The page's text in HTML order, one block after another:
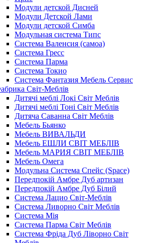
Модули детской Дисней
Модули Детской Лами
Модули детской Симба
Модульная система Типс
Система Валенсия (самоа)
Система Гресс
Система Парма
Система Токио
Система Фантазия Мебель Сервис
Світ-Меблів
Дитячі меблі Локі Світ Меблів
Дитячі меблі Тоні Світ Меблів
Дитяча Саванна Світ Меблів
Мебель Бьянко
Мебель ВИВАЛЬДИ
Мебель ЕШЛИ СВІТ МЕБЛІВ
Мебель МАРИЯ СВІТ МЕБЛІВ
Мебель Омега
Модульна Cистема Спейс (Space)
Передпокій Амбре Дуб артизан
Передпокій Амбре Дуб Білий
Система Лацио Світ-Меблів
Система Ливорно Світ Меблів
Система Мія
Система Парма Свiт Меблiв
Система Фріда Дуб Ліворно Світ